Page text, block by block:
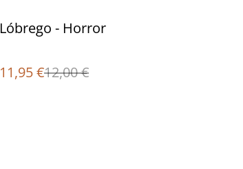
%
Lóbrego - Horror
11,95 €12,00 €